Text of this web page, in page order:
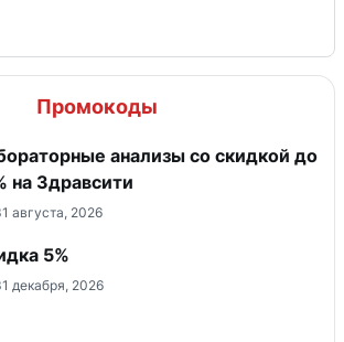
Промокоды
анализы со скидкой до
на Здравсити
августа, 2026
5%
декабря, 2026